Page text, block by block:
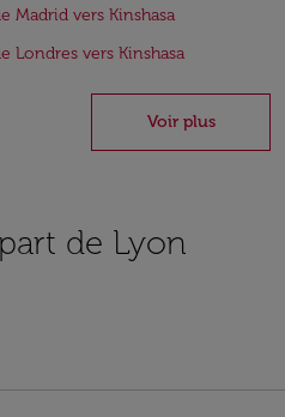
Madrid vers Kinshasa
Londres vers Kinshasa
Voir plus
de Lyon